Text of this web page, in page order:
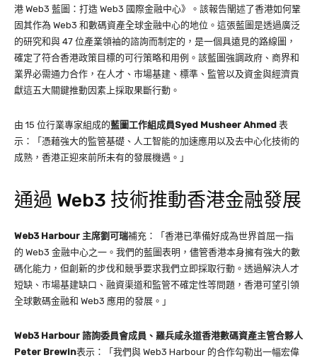
港 Web3 藍圖：打造 Web3 國際金融中心》。該報告闡述了香港如何鞏
固其作為 Web3 和數碼資產全球金融中心的地位。這張藍圖是透過廣泛
的研究和與 47 位產業領袖的諮詢而制定的，是一個具遠見的路線圖，
確定了符合香港政策目標的可行策略和用例。該藍圖強調政府、商界和
業界必需通力合作，在人才、市場基建、標準、監管以及資金與經濟貢
獻這五大關鍵推動因素上採取果斷行動。
由 15 位行業專家組成的藍圖工作組成員Syed Musheer Ahmed 表
示：「憑藉強大的監管基礎、人工智能的加速應用以及去中心化技術的
成熟，香港正迎來前所未有的發展機遇。」
通過 Web3 技術推動香港金融發展
Web3 Harbour 主席劉可瑞補充：「香港已準備好成為世界首屈一指
的 Web3 金融中心之一。我們的藍圖表明，儘管香港本身擁有強大的數
碼化能力，但創新的步伐和競爭要求我們立即採取行動。透過解決人才
短缺、市場基建缺口、融資渠道和監管不確定性等問題，香港可望引領
全球數碼金融和 Web3 應用的發展。」
Web3 Harbour 諮詢委員會成員、羅兵咸永道香港數碼資產主管合夥人
Peter Brewin表示：「我們與 Web3 Harbour 的合作勾勒出一幅宏偉